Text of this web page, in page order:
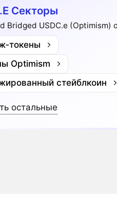
Секторы
Bridged USDC.e (Optimism)
Optimism
стейблкоин
остальные